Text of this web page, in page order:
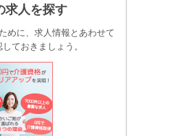
求人を探す
めに、求人情報とあわせて
ておきましょう。